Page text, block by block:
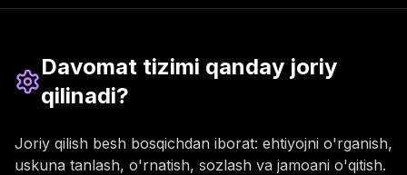
Davomat tizimi qanday joriy
qilinadi?
Joriy qilish besh bosqichdan iborat: ehtiyojni o'rganish,
uskuna tanlash, o'rnatish, sozlash va jamoani o'qitish.